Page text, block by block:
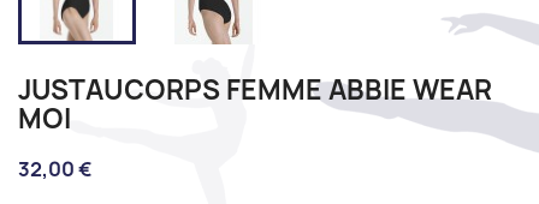
JUSTAUCORPS FEMME ABBIE WEAR
MOI
32,00 €